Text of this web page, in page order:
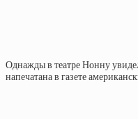
Однажды в театре Нонну
напечатана в газете